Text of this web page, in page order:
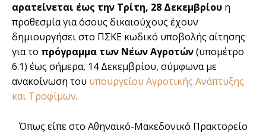
αρατείνεται έως την Τρίτη, 28 Δεκεμβρίου η
προθεσμία για όσους δικαιούχους έχουν
δημιουργήσει στο ΠΣΚΕ κωδικό υποβολής αίτησης
για το πρόγραμμα των Νέων Αγροτών(υπομέτρο
6.1) έως σήμερα, 14 Δεκεμβρίου, σύμφωνα με
ανακοίνωση του υπουργείου Αγροτικής Ανάπτυξης
και Τροφίμων.
Όπως είπε στο Αθηναϊκό-Μακεδονικό Πρακτορείο